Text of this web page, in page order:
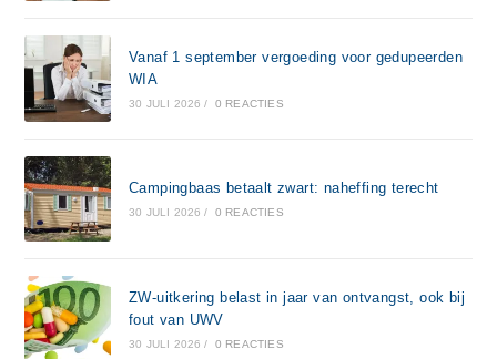
Vanaf 1 september vergoeding voor gedupeerden
WIA
30 JULI 2026 / 0 REACTIES
Campingbaas betaalt zwart: naheffing terecht
30 JULI 2026 / 0 REACTIES
ZW-uitkering belast in jaar van ontvangst, ook bij
fout van UWV
30 JULI 2026 / 0 REACTIES